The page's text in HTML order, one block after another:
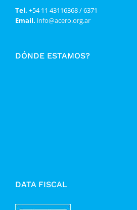
Tel. +54 11 43116368 / 6371
Email. info@acero.org.ar
DÓNDE ESTAMOS?
DATA FISCAL